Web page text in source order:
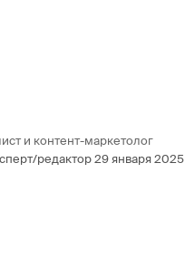
и контент-маркетолог
редактор29 января 2025